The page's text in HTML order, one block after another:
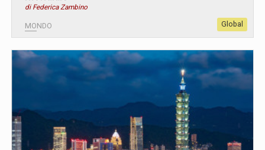
di Federica Zambino
MONDO Global